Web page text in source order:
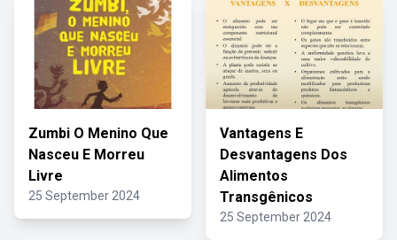
Zumbi O Menino Que
Nasceu E Morreu
Livre
25 September 2024
Vantagens E
Desvantagens Dos
Alimentos
Transgênicos
25 September 2024